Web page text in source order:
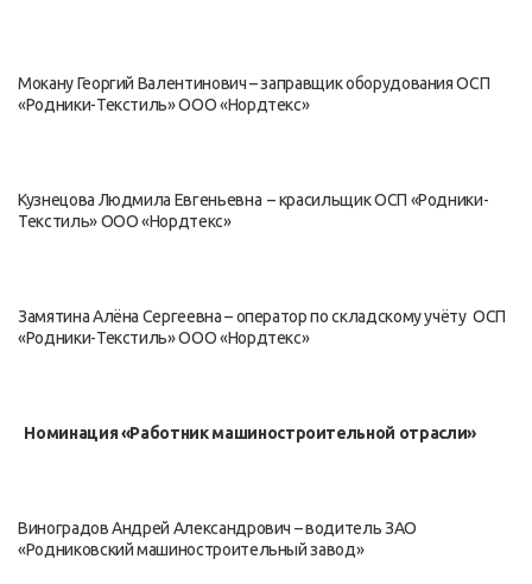
Мокану Георгий Валентинович – заправщик оборудования ОСП
«Родники-Текстиль» ООО «Нордтекс»
Кузнецова Людмила Евгеньевна – красильщик ОСП «Родники-
Текстиль» ООО «Нордтекс»
Замятина Алёна Сергеевна – оператор по складскому учёту ОСП
«Родники-Текстиль» ООО «Нордтекс»
Номинация «Работник машиностроительной отрасли»
Виноградов Андрей Александрович – водитель ЗАО
«Родниковский машиностроительный завод»